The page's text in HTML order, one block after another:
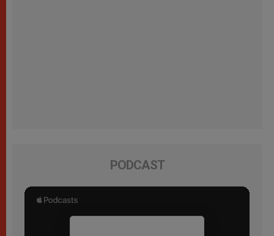
PODCAST